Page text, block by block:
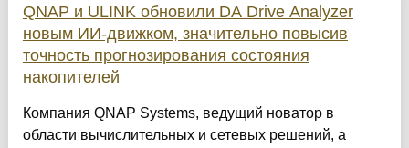
QNAP и ULINK обновили DA Drive Analyzer
новым ИИ-движком, значительно повысив
точность прогнозирования состояния
накопителей
Компания QNAP Systems, ведущий новатор в
области вычислительных и сетевых решений, а